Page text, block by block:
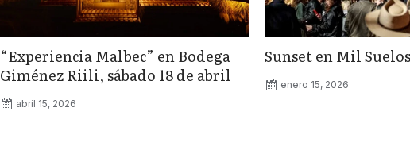
“Experiencia Malbec” en Bodega
Giménez Riili, sábado 18 de abril
abril 15, 2026
Sunset en Mil
enero 15, 2026